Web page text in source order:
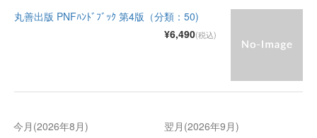
丸善出版 PNFﾊﾝﾄﾞﾌﾞｯｸ 第4版（分類：50)
¥6,490(税込)
今月(2026年8月)
翌月(2026年9月)